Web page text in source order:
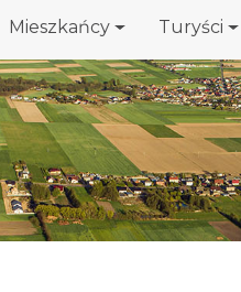
Mieszkańcy Turyści